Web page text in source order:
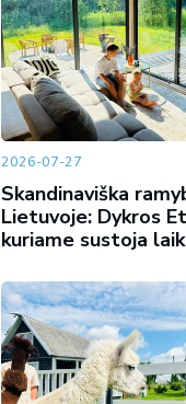
2026-07-27
Skandinaviška
Lietuvoje: Dykros
kuriame sustoja